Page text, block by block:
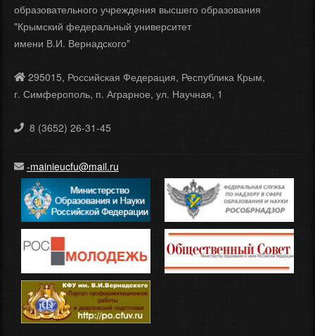
образовательного учреждения высшего образования
"Крымский федеральный университет
имени В.И. Вернадского"
295015, Российская Федерация, Республика Крым,
г. Симферополь, п. Аграрное, ул. Научная, 1
8 (3652) 26-31-45
-mainieucfu@mail.ru